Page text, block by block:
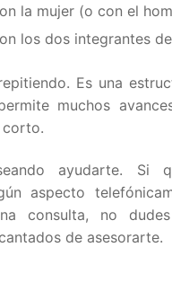
la mujer (o con el
los dos integrantes
Es una
muchos
corto.
ayudarte. Si
aspecto
consulta, no
de asesorarte.